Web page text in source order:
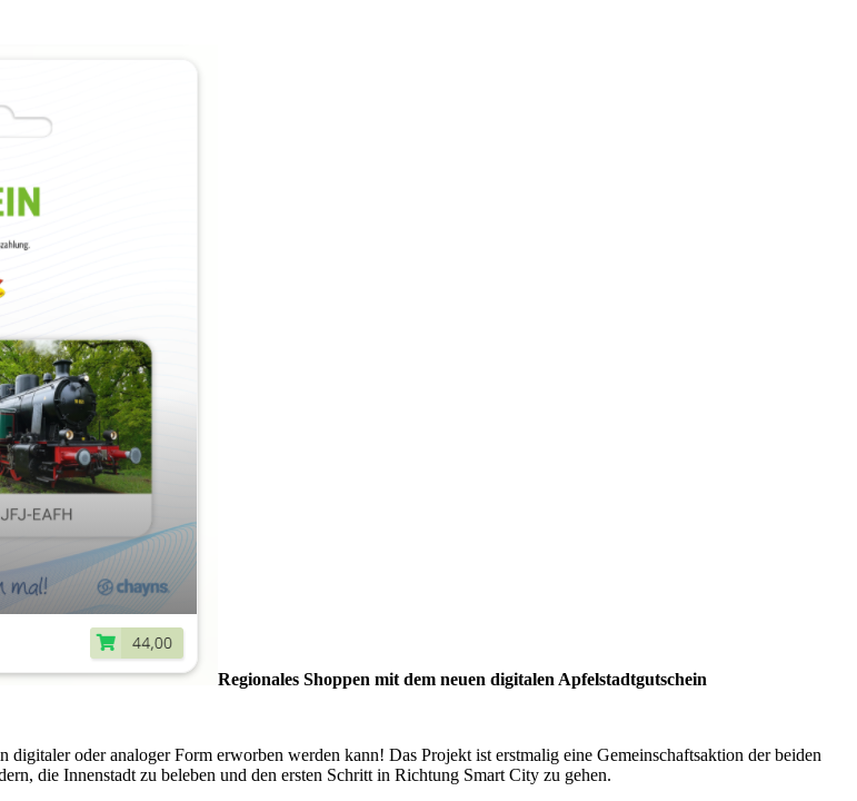
Regionales Shoppen mit dem neuen digitalen Apfelstadtgutschein
oder analoger Form erworben werden kann! Das Projekt ist erstmalig eine Gemeinschaftsaktion der beiden
die Innenstadt zu beleben und den ersten Schritt in Richtung Smart City zu gehen.